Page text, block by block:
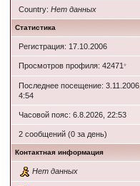
Country: Нет данных
Статистика
Регистрация: 17.10.2006
Просмотров профиля: 42471*
Последнее посещение: 3.11.2006,
4:54
Часовой пояс: 6.8.2026, 22:53
2 сообщений (0 за день)
Контактная информация
Нет данных